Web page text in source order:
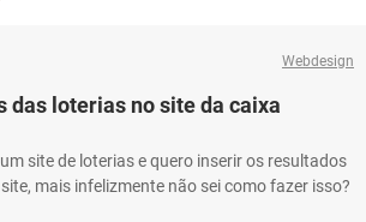
Webdesign
das loterias no site da caixa
site de loterias e quero inserir os resultados
mais infelizmente não sei como fazer isso?